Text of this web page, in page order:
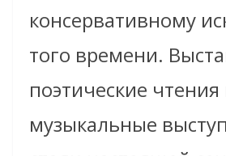
консервативному
того времени.
поэтические чтения
музыкальные